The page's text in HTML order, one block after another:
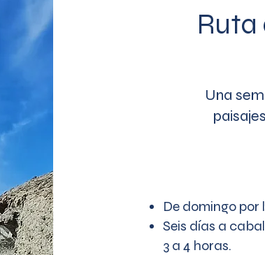
Ruta
Una
De domingo
Seis días a
3 a 4 horas.